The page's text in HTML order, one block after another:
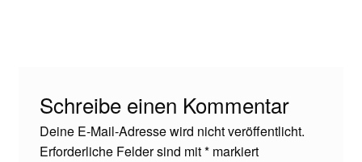
Schreibe einen Kommentar
Deine E-Mail-Adresse wird nicht veröffentlicht.
Erforderliche Felder sind mit*markiert